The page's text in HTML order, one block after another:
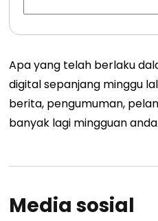
Apa yang telah berlaku
digital sepanjang minggu
berita, pengumuman,
banyak lagi mingguan anda.
Media sosial